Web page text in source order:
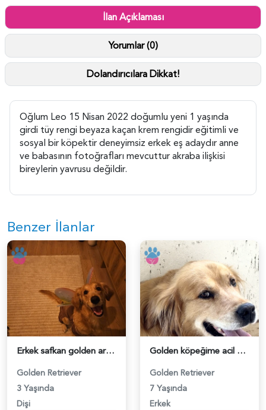
İlan Açıklaması
Yorumlar (0)
Dolandırıcılara Dikkat!
Oğlum Leo 15 Nisan 2022 doğumlu yeni 1 yaşında
girdi tüy rengi beyaza kaçan krem rengidir eğitimli ve
sosyal bir köpektir deneyimsiz erkek eş adaydır anne
ve babasının fotoğrafları mevcuttur akraba ilişkisi
bireylerin yavrusu değildir.
Benzer İlanlar
Erkek safkan golden aranıyor - 118984494
Golden Retriever
3 Yaşında
Dişi
Golden köpeğime acil eş arıyorum!! - 118984445
Golden Retriever
7 Yaşında
Erkek